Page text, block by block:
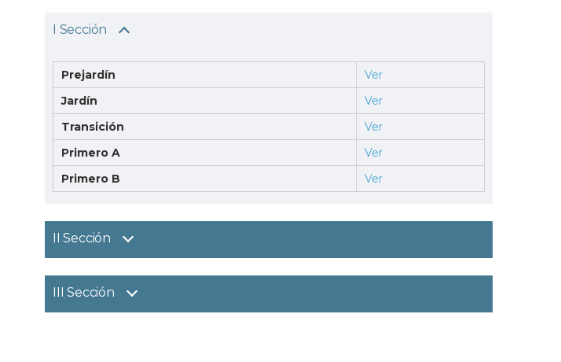
I Sección
Prejardín
Ver
Jardín
Ver
Transición
Ver
Primero A
Ver
Primero B
Ver
II Sección
III Sección